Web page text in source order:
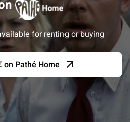
for renting or buying
on Pathé Home